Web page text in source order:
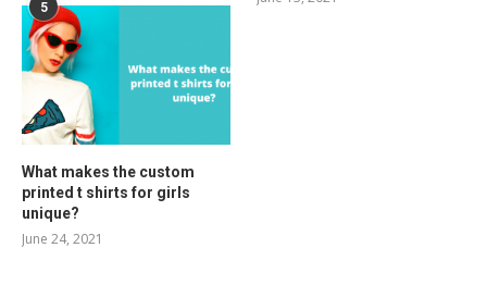
5
What makes the custom
printed t shirts for girls
unique?
June 24, 2021